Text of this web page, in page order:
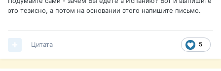
это тезисно, а потом на основании этого напишите письмо.
5
Цитата